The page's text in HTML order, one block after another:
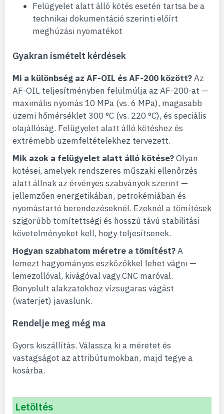
Felügyelet alatt álló kötés esetén tartsa be a
technikai dokumentáció szerinti előírt
meghúzási nyomatékot
Gyakran ismételt kérdések
Mi a különbség az AF-OIL és AF-200 között?Az
AF-OIL teljesítményben felülmúlja az AF-200-at —
maximális nyomás 10 MPa (vs. 6 MPa), magasabb
üzemi hőmérséklet 300 °C (vs. 220 °C), és speciális
olajállóság. Felügyelet alatt álló kötéshez és
extrémebb üzemfeltételekhez tervezett.
Mik azok a felügyelet alatt álló kötése?Olyan
kötései, amelyek rendszeres műszaki ellenőrzés
alatt állnak az érvényes szabványok szerint —
jellemzően energetikában, petrokémiában és
nyomástartó berendezéseknél. Ezeknél a tömítések
szigorúbb tömítettségi és hosszú távú stabilitási
követelményeket kell, hogy teljesítsenek.
Hogyan szabhatom méretre a tömítést?A
lemezt hagyományos eszközökkel lehet vágni —
lemezollóval, kivágóval vagy CNC maróval.
Bonyolult alakzatokhoz vízsugaras vágást
(waterjet) javaslunk.
Rendelje meg még ma
Gyors kiszállítás. Válassza ki a méretet és
vastagságot az attribútumokban, majd tegye a
kosárba.
Letöltés